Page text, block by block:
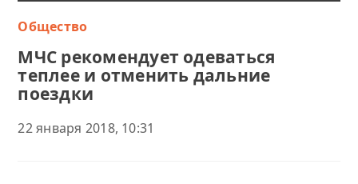
Общество
МЧС рекомендует одеваться
теплее и отменить дальние
поездки
22 января 2018, 10:31